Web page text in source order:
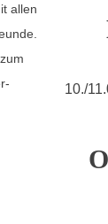
allen
10./